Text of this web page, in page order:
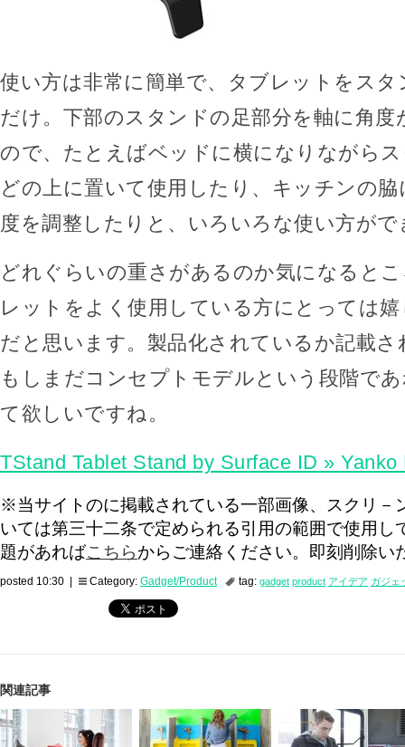
使い方は非常に簡単で、タブレットをス
だけ。下部のスタンドの足部分を軸に角度
ので、たとえばベッドに横になりながら
どの上に置いて使用したり、キッチンの
度を調整したりと、いろいろな使い方が
どれぐらいの重さがあるのか気になると
レットをよく使用している方にとっては
だと思います。製品化されているか記載
もしまだコンセプトモデルという段階で
て欲しいですね。
TStand Tablet Stand by Surface ID » Yanko
※当サイトのに掲載されている一部画像、スクリ－
いては第三十二条で定められる引用の範囲で使用し
題があればこちらからご連絡ください。即刻削除い
posted 10:30 | Category: Gadget/Product tag: gadget product アイデア ガジェ
関連記事